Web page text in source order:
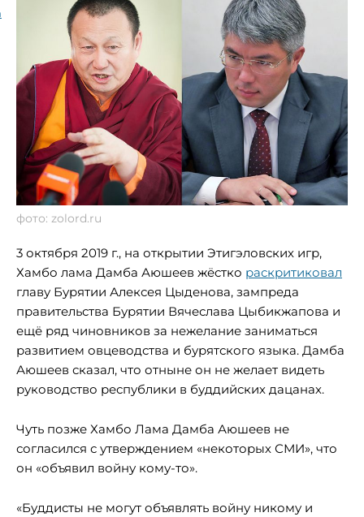
фото: zolord.ru
3 октября 2019 г., на открытии Этигэловских игр,
Хамбо лама Дамба Аюшеев жёстко раскритиковал
главу Бурятии Алексея Цыденова, зампреда
правительства Бурятии Вячеслава Цыбикжапова и
ещё ряд чиновников за нежелание заниматься
развитием овцеводства и бурятского языка. Дамба
Аюшеев сказал, что отныне он не желает видеть
руководство республики в буддийских дацанах.
Чуть позже Хамбо Лама Дамба Аюшеев не
согласился с утверждением «некоторых СМИ», что
он «объявил войну кому-то».
«Буддисты не могут объявлять войну никому и